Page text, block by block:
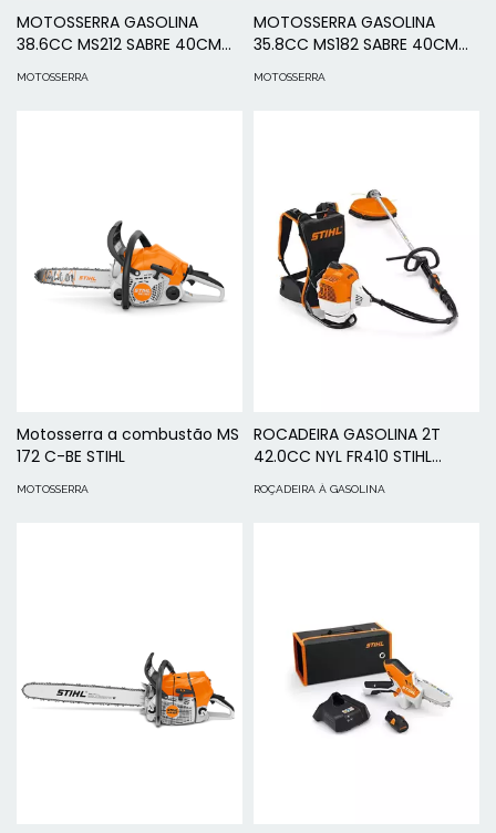
MOTOSSERRA GASOLINA
38.6CC MS212 SABRE 40CM
MOTOSSERRA
MOTOSSERRA GASOLINA
35.8CC MS182 SABRE 40CM
MOTOSSERRA
Motosserra a combustão MS
172 C-BE STIHL
MOTOSSERRA
ROCADEIRA GASOLINA 2T
42.0CC NYL FR410 STIHL
ROÇADEIRA À GASOLINA